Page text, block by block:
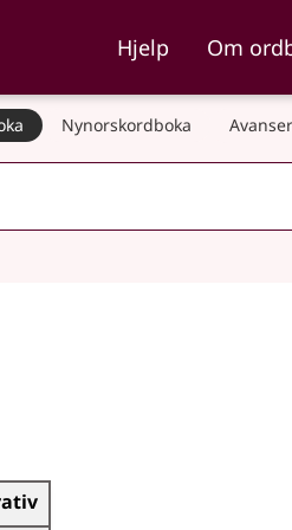
Hjelp Om
Nynorskordboka